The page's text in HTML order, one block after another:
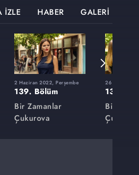
İZLE HABER GALERİ
2 Haziran 2022, Perşembe
139. Bölüm
Bir Zamanlar
Çukurova
26 Mayıs
138.
Bir
Çukurova